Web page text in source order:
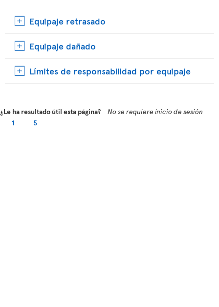
Equipaje retrasado
Equipaje dañado
Límites de responsabilidad por equipaje
¿Le ha resultado útil esta página?
No se requiere inicio de sesión
1
5